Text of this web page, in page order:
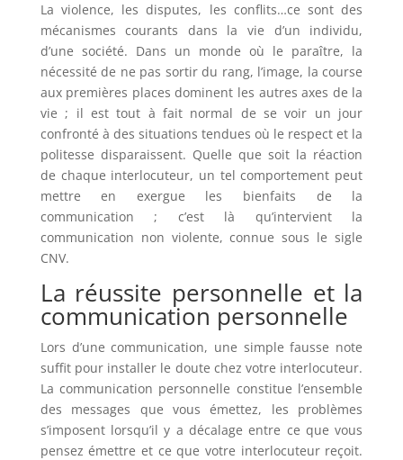
La violence, les disputes, les conflits…ce sont des
mécanismes courants dans la vie d’un individu,
d’une société. Dans un monde où le paraître, la
nécessité de ne pas sortir du rang, l’image, la course
aux premières places dominent les autres axes de la
vie ; il est tout à fait normal de se voir un jour
confronté à des situations tendues où le respect et la
politesse disparaissent. Quelle que soit la réaction
de chaque interlocuteur, un tel comportement peut
mettre en exergue les bienfaits de la
communication ; c’est là qu’intervient la
communication non violente, connue sous le sigle
CNV.
La réussite personnelle et la
communication personnelle
Lors d’une communication, une simple fausse note
suffit pour installer le doute chez votre interlocuteur.
La communication personnelle constitue l’ensemble
des messages que vous émettez, les problèmes
s’imposent lorsqu’il y a décalage entre ce que vous
pensez émettre et ce que votre interlocuteur reçoit.